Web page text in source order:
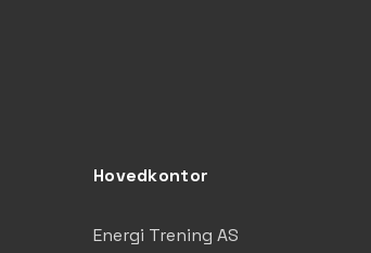
Hovedkontor
Energi Trening AS